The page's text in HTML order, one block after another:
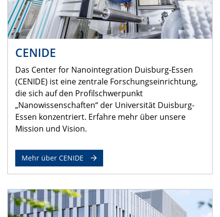
CENIDE
Das Center for Nanointegration Duisburg-Essen
(CENIDE) ist eine zentrale Forschungseinrichtung,
die sich auf den Profilschwerpunkt
„Nanowissenschaften“ der Universität Duisburg-
Essen konzentriert. Erfahre mehr über unsere
Mission und Vision.
Mehr über CENIDE